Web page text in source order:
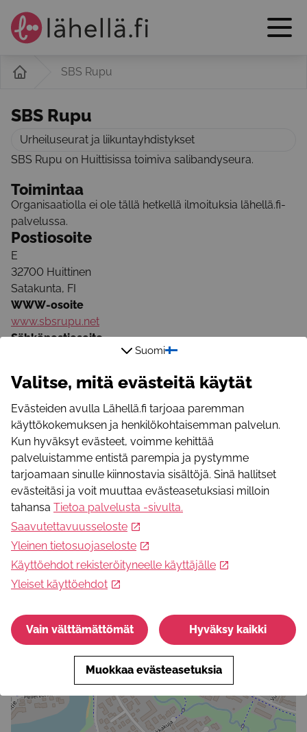
SBS Rupu
SBS Rupu
Urheiluseurat ja liikuntayhdistykset
SBS Rupu on Huittisissa toimiva salibandyseura.
Toimintaa
Organisaatiolla ei ole tällä hetkellä ilmoituksia lähellä.fi-
palvelussa.
Postiosoite
E
32700 Huittinen
Satakunta, FI
WWW-osoite
www.sbsrupu.net
Sähköpostiosoite
+
−
Suomi
Valitse, mitä evästeitä käytät
Evästeiden avulla Lähellä.fi tarjoaa paremman
käyttökokemuksen ja henkilökohtaisemman palvelun.
Kun hyväksyt evästeet, voimme kehittää
palveluistamme entistä parempia ja pystymme
tarjoamaan sinulle kiinnostavia sisältöjä. Sinä hallitset
evästeitäsi ja voit muuttaa evästeasetuksiasi milloin
tahansa Tietoa palvelusta -sivulta.
Saavutettavuusseloste
Yleinen tietosuojaseloste
Käyttöehdot rekisteröityneelle käyttäjälle
Yleiset käyttöehdot
Vain välttämättömät Hyväksy kaikki
Muokkaa evästeasetuksia